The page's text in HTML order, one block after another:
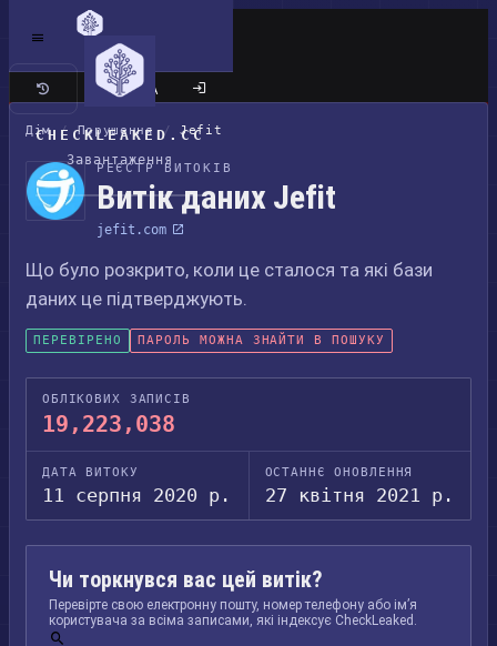
CHECKLEAKED.CC
Завантаження
Класичний сайт
Дім / Порушення / Jefit
РЕЄСТР ВИТОКІВ
Витік даних Jefit
jefit.com
Що було розкрито, коли це сталося та які бази
даних це підтверджують.
ПЕРЕВІРЕНО ПАРОЛЬ МОЖНА ЗНАЙТИ В ПОШУКУ
ОБЛІКОВИХ ЗАПИСІВ
19,223,038
ДАТА ВИТОКУ
11 серпня 2020 р.
ОСТАННЄ ОНОВЛЕННЯ
27 квітня 2021 р.
Чи торкнувся вас цей витік?
Перевірте свою електронну пошту, номер телефону або ім’я
користувача за всіма записами, які індексує CheckLeaked.